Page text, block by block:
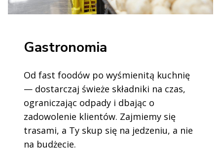
Gastronomia
Od fast foodów po wyśmienitą kuchnię
— dostarczaj świeże składniki na czas,
ograniczając odpady i dbając o
zadowolenie klientów. Zajmiemy się
trasami, a Ty skup się na jedzeniu, a nie
na budżecie.